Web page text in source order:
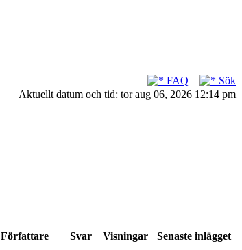
FAQ
Sök
Aktuellt datum och tid: tor aug 06, 2026 12:14 pm
Författare Svar Visningar Senaste inlägget